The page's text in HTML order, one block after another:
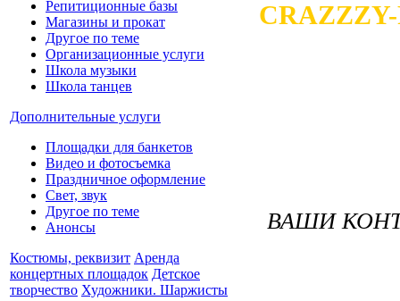
Репитиционные базы
Магазины и прокат
Другое по теме
Организационные услуги
Школа музыки
Школа танцев
Дополнительные услуги
Площадки для банкетов
Видео и фотосъемка
Праздничное оформление
Свет, звук
Другое по теме
Анонсы
Костюмы, реквизит Аренда
концертных площадок Детское
творчество Художники. Шаржисты
ВАШИ